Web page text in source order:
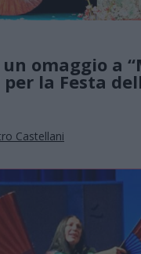
omaggio a
la Festa
Castellani